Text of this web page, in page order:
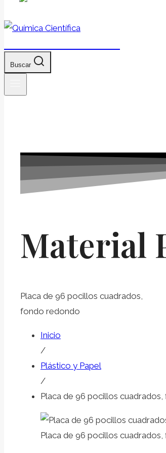
Buscar
Material
Placa de 96 pocillos cuadrados,
fondo redondo
Inicio
/
Plástico y Papel
/
Placa de 96 pocillos
Placa de 96 pocillos